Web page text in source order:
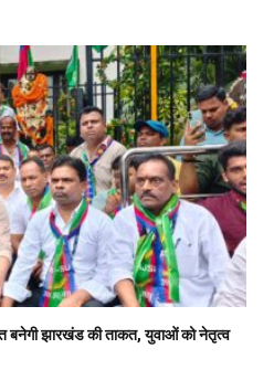
झारखंड की ताकत, युवाओं को नेतृत्व